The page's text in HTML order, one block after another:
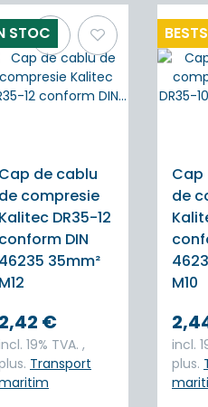
STOC
Cap de cablu
de compresie
Kalitec DR35-12
conform DIN
46235 35mm²
M12
2,42 €
19% TVA. ,
Transport
Cap
de
M10
incl.
plus.